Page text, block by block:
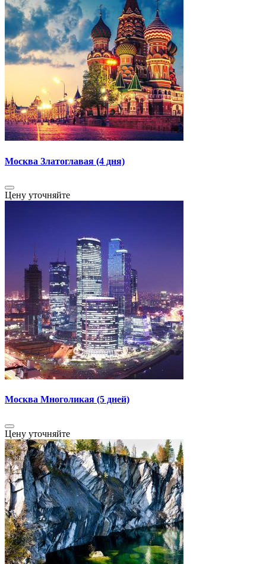
Москва Златоглавая (4 дня)
Цену уточняйте
Москва Многоликая (5 дней)
Цену уточняйте